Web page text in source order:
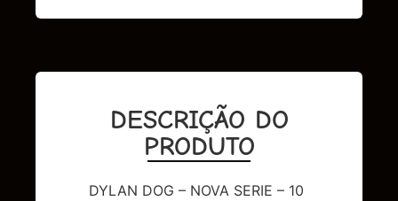
DESCRIÇÃO DO
PRODUTO
DYLAN DOG – NOVA SERIE – 10